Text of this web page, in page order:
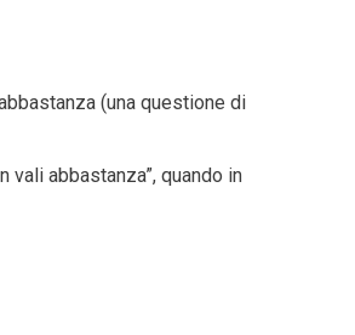
(una questione di
abbastanza”, quando in